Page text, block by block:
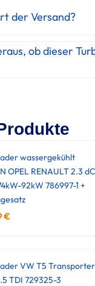
der Versand?
ob dieser
wassergekühlt
OPEL RENAULT 2.3
92kW 786997-1 +
€
VW T5 Transporter
TDI 729325-3